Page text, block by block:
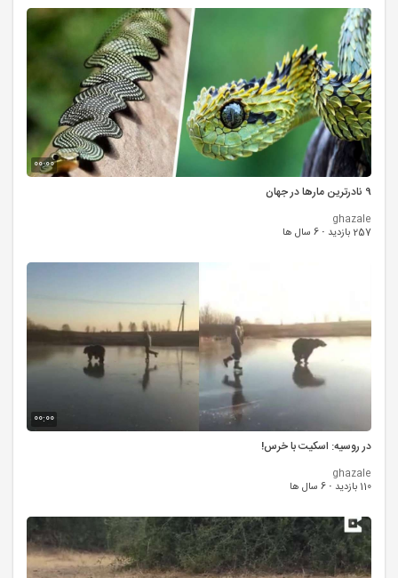
00:00
9 نادرترین مارها در جهان
ghazale
257 بازدید
· 6 سال ها
00:00
در روسیه: اسکیت با خرس!
ghazale
110 بازدید
· 6 سال ها